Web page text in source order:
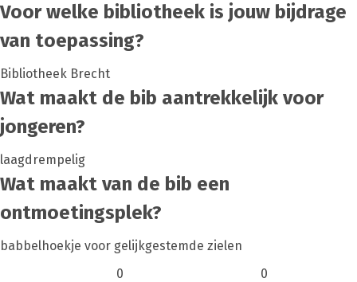
Voor welke bibliotheek is jouw bijdrage
van toepassing?
Bibliotheek Brecht
Wat maakt de bib aantrekkelijk voor
jongeren?
laagdrempelig
Wat maakt van de bib een
ontmoetingsplek?
babbelhoekje voor gelijkgestemde zielen
0
0